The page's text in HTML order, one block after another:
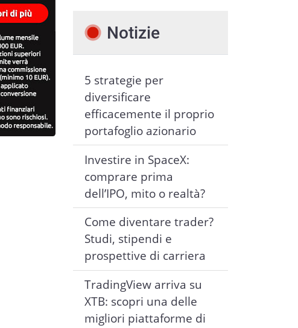
Notizie
5 strategie per
diversificare
efficacemente il proprio
portafoglio azionario
Investire in SpaceX:
comprare prima
dell’IPO, mito o realtà?
Come diventare trader?
Studi, stipendi e
prospettive di carriera
TradingView arriva su
XTB: scopri una delle
migliori piattaforme di